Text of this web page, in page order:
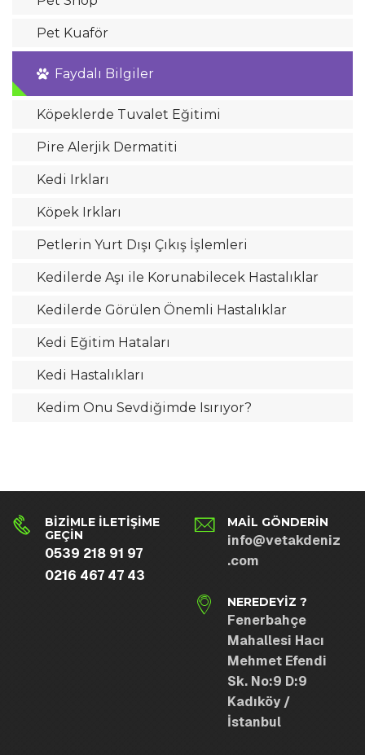
Pet Kuaför
Faydalı Bilgiler
Köpeklerde Tuvalet Eğitimi
Pire Alerjik Dermatiti
Kedi Irkları
Köpek Irkları
Petlerin Yurt Dışı Çıkış İşlemleri
Kedilerde Aşı ile Korunabilecek Hastalıklar
Kedilerde Görülen Önemli Hastalıklar
Kedi Eğitim Hataları
Kedi Hastalıkları
Kedim Onu Sevdiğimde Isırıyor?
BIZIMLE İLETIŞIME
GEÇIN
0539 218 91 97
0216 467 47 43
MAIL GÖNDERIN
info@vetakdeniz
.com
NEREDEYIZ ?
Fenerbahçe
Mahallesi Hacı
Mehmet Efendi
Sk. No:9 D:9
Kadıköy /
İstanbul